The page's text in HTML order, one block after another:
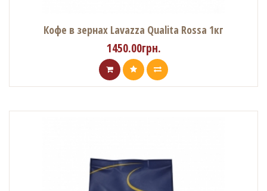
Кофе в зернах Lavazza Qualita Rossa 1кг
1450.00грн.